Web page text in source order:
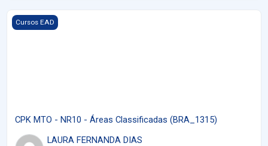
Imagem do curso CPK MTO - NR10 - Áreas Classificadas
Cursos EAD
CPK MTO - NR10 - Áreas Classificadas (BRA_1315)
LAURA FERNANDA DIAS